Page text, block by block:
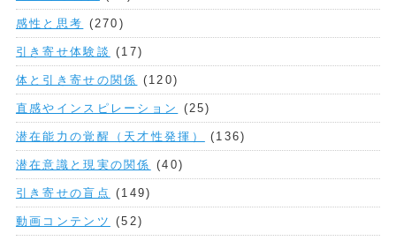
感性と思考 (270)
引き寄せ体験談 (17)
体と引き寄せの関係 (120)
直感やインスピレーション (25)
潜在能力の覚醒（天才性発揮） (136)
潜在意識と現実の関係 (40)
引き寄せの盲点 (149)
動画コンテンツ (52)